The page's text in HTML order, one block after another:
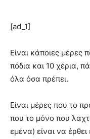
[ad_1]
Είναι κάποιες μέρες
πόδια και 10 χέρια,
όλα όσα πρέπει.
Είναι μέρες που το
που το μόνο που
εμένα) είναι να